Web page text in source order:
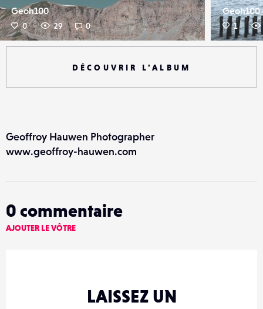
Geoh100
0 29 0
Geoh100
1
DÉCOUVRIR L'ALBUM
Geoffroy Hauwen Photographer
www.geoffroy-hauwen.com
0 commentaire
AJOUTER LE VÔTRE
LAISSEZ UN